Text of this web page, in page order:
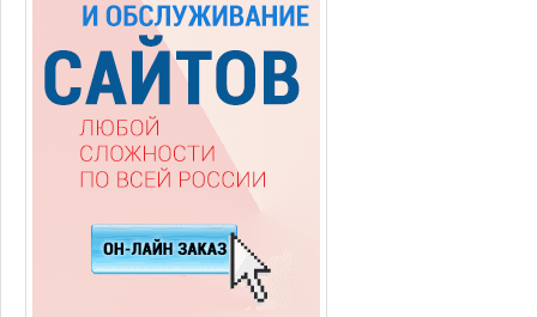
Нормативные документы
Базы данных
Языки разметки
Апдейты тИЦ и PR
Инструментарий
Интернет безопасность
Компьютерно-программистский юмор